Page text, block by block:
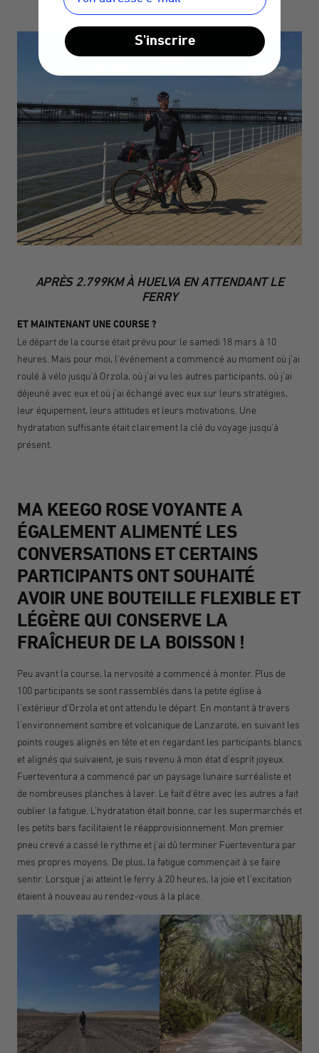
APRÈS 2.799KM À HUELVA EN ATTENDANT LE
FERRY
ET MAINTENANT UNE COURSE ?
Le départ de la course était prévu pour le samedi 18 mars à 10
heures. Mais pour moi, l'événement a commencé au moment où j'ai
roulé à vélo jusqu'à Orzola, où j'ai vu les autres participants, où j'ai
déjeuné avec eux et où j'ai échangé avec eux sur leurs stratégies,
leur équipement, leurs attitudes et leurs motivations. Une
hydratation suffisante était clairement la clé du voyage jusqu'à
présent.
MA KEEGO ROSE VOYANTE A
ÉGALEMENT ALIMENTÉ LES
CONVERSATIONS ET CERTAINS
PARTICIPANTS ONT SOUHAITÉ
AVOIR UNE BOUTEILLE FLEXIBLE ET
LÉGÈRE QUI CONSERVE LA
FRAÎCHEUR DE LA BOISSON !
Peu avant la course, la nervosité a commencé à monter. Plus de
100 participants se sont rassemblés dans la petite église à
l'extérieur d'Orzola et ont attendu le départ. En montant à travers
l'environnement sombre et volcanique de Lanzarote, en suivant les
points rouges alignés en tête et en regardant les participants blancs
et alignés qui suivaient, je suis revenu à mon état d'esprit joyeux.
Fuerteventura a commencé par un paysage lunaire surréaliste et
de nombreuses planches à laver. Le fait d'être avec les autres a fait
oublier la fatigue. L'hydratation était bonne, car les supermarchés et
les petits bars facilitaient le réapprovisionnement. Mon premier
pneu crevé a cassé le rythme et j'ai dû terminer Fuerteventura par
mes propres moyens. De plus, la fatigue commençait à se faire
sentir. Lorsque j'ai atteint le ferry à 20 heures, la joie et l'excitation
étaient à nouveau au rendez-vous à la place.
S'inscrire